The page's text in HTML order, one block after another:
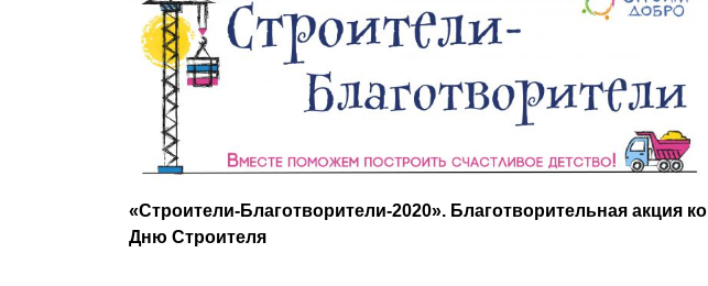
«Строители-Благотворители-2020». Благотворительная акция ко
Дню Строителя